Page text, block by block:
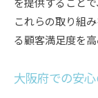
これらの取り組
る顧客満足度を高
大阪府での安